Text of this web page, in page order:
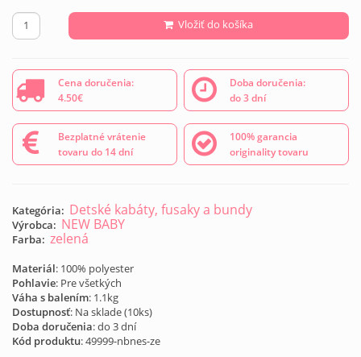
Vložiť do košíka
Cena doručenia:
4.50€
Doba doručenia:
do 3 dní
Bezplatné vrátenie
tovaru do 14 dní
100% garancia
originality tovaru
Kategória: Detské kabáty, fusaky a bundy
Výrobca: NEW BABY
Farba: zelená
Materiál: 100% polyester
Pohlavie: Pre všetkých
Váha s balením: 1.1kg
Dostupnosť: Na sklade (10ks)
Doba doručenia: do 3 dní
Kód produktu:49999-nbnes-ze